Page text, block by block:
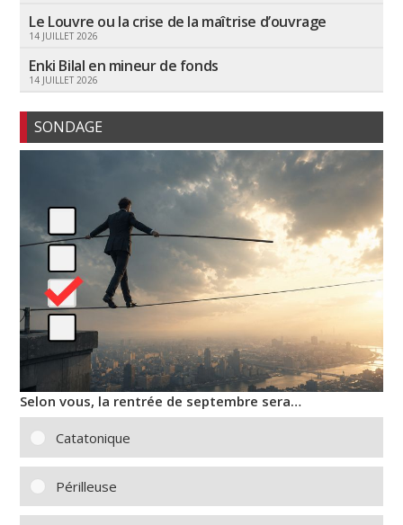
Le Louvre ou la crise de la maîtrise d’ouvrage
14 JUILLET 2026
Enki Bilal en mineur de fonds
14 JUILLET 2026
SONDAGE
Selon vous, la rentrée de septembre sera…
Catatonique
Périlleuse